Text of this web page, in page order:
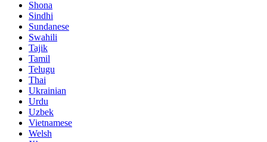
Shona
Sindhi
Sundanese
Swahili
Tajik
Tamil
Telugu
Thai
Ukrainian
Urdu
Uzbek
Vietnamese
Welsh